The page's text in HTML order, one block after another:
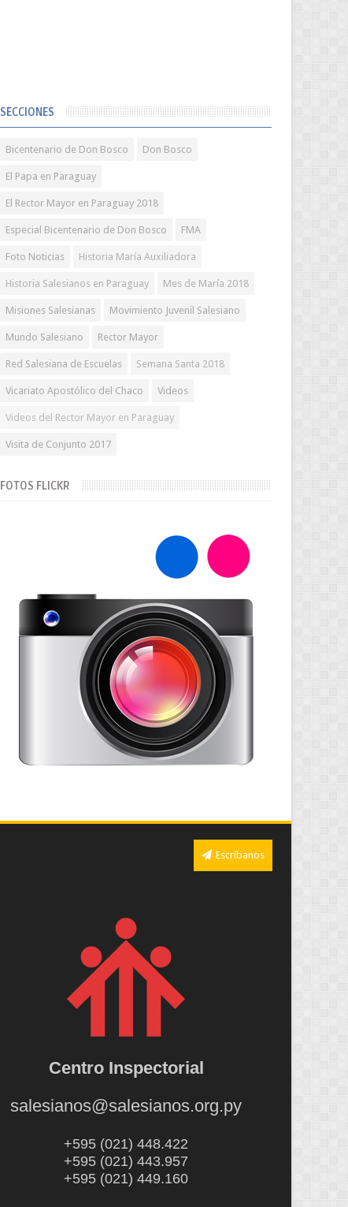
SECCIONES
Bicentenario de Don Bosco Don Bosco
El Papa en Paraguay
El Rector Mayor en Paraguay 2018
Especial Bicentenario de Don Bosco FMA
Foto Noticias Historia María Auxiliadora
Historia Salesianos en Paraguay Mes de María 2018
Misiones Salesianas Movimiento Juvenil Salesiano
Mundo Salesiano Rector Mayor
Red Salesiana de Escuelas Semana Santa 2018
Vicariato Apostólico del Chaco Videos
Videos del Rector Mayor en Paraguay
Visita de Conjunto 2017
FOTOS FLICKR
Escríbanos
Centro Inspectorial
salesianos@salesianos.org.py
+595 (021) 448.422
+595 (021) 443.957
+595 (021) 449.160